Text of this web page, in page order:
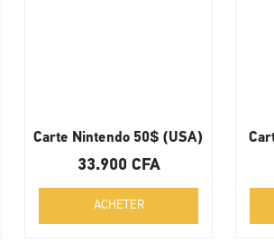
Carte Nintendo 50$ (USA)
33.900 CFA
ACHETER